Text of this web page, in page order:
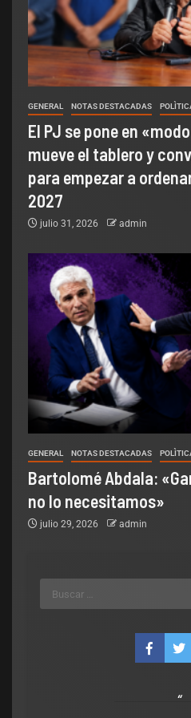
GENERAL NOTAS DESTACADAS
El PJ se pone en
mueve el tablero y
para empezar a
2027
julio 31, 2026 admin
GENERAL NOTAS DESTACADAS
Bartolomé Abdala:
no lo necesitamos»
julio 29, 2026 admin